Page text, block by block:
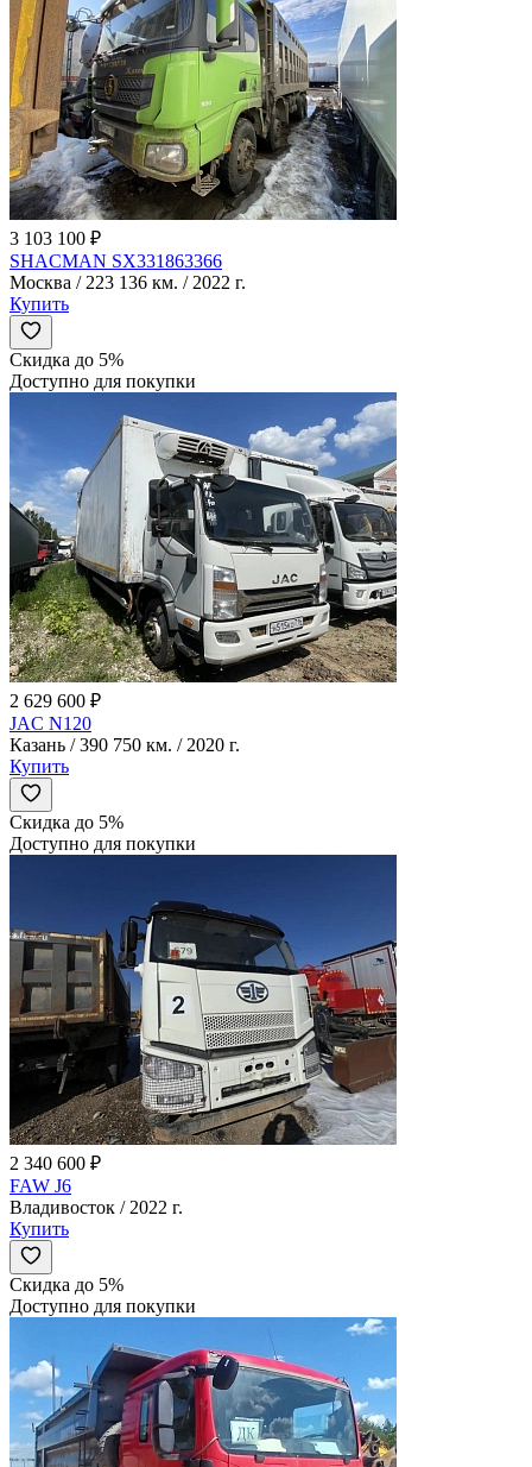
3 103 100 ₽
SHACMAN SX331863366
Москва / 223 136 км. / 2022 г.
Купить
Скидка до 5%
Доступно для покупки
2 629 600 ₽
JAC N120
Казань / 390 750 км. / 2020 г.
Купить
Скидка до 5%
Доступно для покупки
2 340 600 ₽
FAW J6
Владивосток / 2022 г.
Купить
Скидка до 5%
Доступно для покупки